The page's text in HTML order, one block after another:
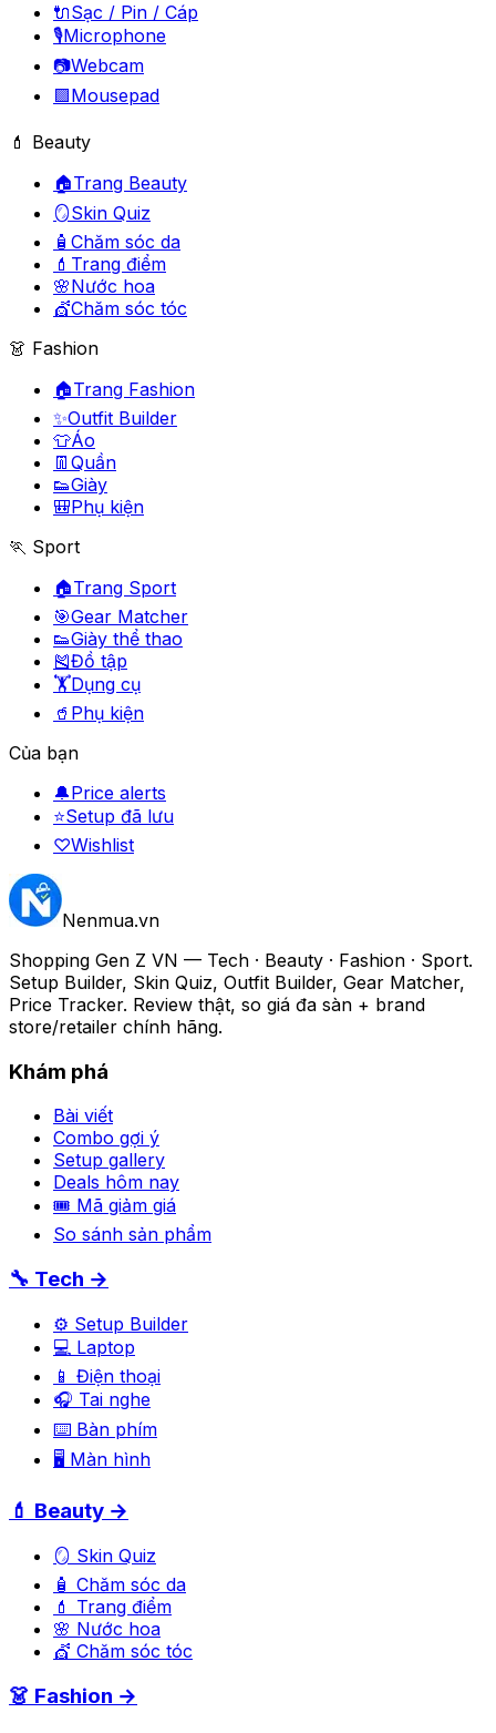
🔌Sạc / Pin / Cáp
🎙️Microphone
📷Webcam
🟪Mousepad
💄 Beauty
🏠Trang Beauty
🪞Skin Quiz
🧴 Chăm sóc da
💄 Trang điểm
🌸Nước hoa
💇Chăm sóc tóc
👗 Fashion
🏠Trang Fashion
✨Outfit Builder
👕Áo
👖 Quần
👟Giày
🎒Phụ kiện
🏃 Sport
🏠Trang Sport
🎯Gear Matcher
👟Giày thể thao
🎽Đồ tập
🏋️Dụng cụ
🥤 Phụ kiện
Của bạn
🔔Price alerts
⭐Setup đã lưu
♡Wishlist
Nenmua.vn
Shopping Gen Z VN — Tech · Beauty · Fashion · Sport.
Setup Builder, Skin Quiz, Outfit Builder, Gear Matcher,
Price Tracker. Review thật, so giá đa sàn + brand
store/retailer chính hãng.
Khám phá
Bài viết
Combo gợi ý
Setup gallery
Deals hôm nay
🎟 Mã giảm giá
So sánh sản phẩm
🔧 Tech →
⚙️ Setup Builder
💻 Laptop
📱 Điện thoại
🎧 Tai nghe
⌨️ Bàn phím
🖥️ Màn hình
💄 Beauty →
🪞 Skin Quiz
🧴 Chăm sóc da
💄 Trang điểm
🌸 Nước hoa
💇 Chăm sóc tóc
👗 Fashion →